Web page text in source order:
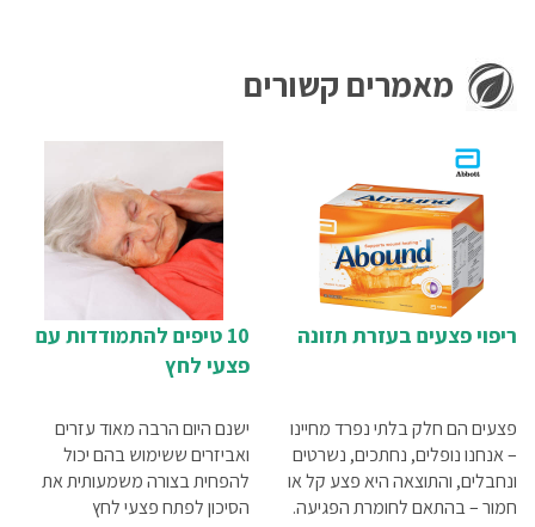
מאמרים קשורים
ריפוי פצעים בעזרת תזונה
פצעים הם חלק בלתי נפרד מחיינו
– אנחנו נופלים, נחתכים, נשרטים
ונחבלים, והתוצאה היא פצע קל או
חמור – בהתאם לחומרת הפגיעה.
10 טיפים להתמודדות עם
פצעי לחץ
ישנם היום הרבה מאוד עזרים
ואביזרים ששימוש בהם יכול
להפחית בצורה משמעותית את
הסיכון לפתח פצעי לחץ